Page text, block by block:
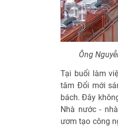
Ông
Tại buổi làm
tâm Đổi mới
bách. Đây
Nhà nước -
ươm tạo công